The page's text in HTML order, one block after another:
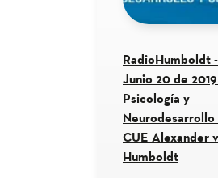
RadioHumboldt -
Junio 20 de
Psicología y
Neurodesarrollo
CUE Alexander
Humboldt